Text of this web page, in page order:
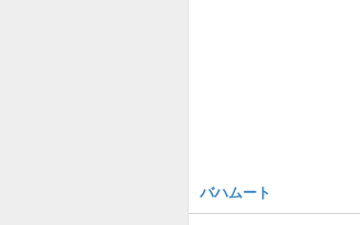
バハムート